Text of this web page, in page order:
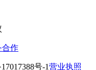
合作
号-1营业执照